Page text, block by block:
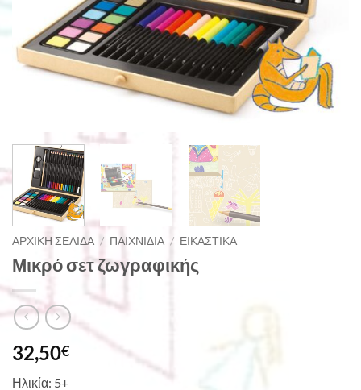
ΑΡΧΙΚΉ ΣΕΛΊΔΑ / ΠΑΙΧΝΊΔΙΑ / ΕΙΚΑΣΤΙΚΆ
Μικρό σετ ζωγραφικής
32,50€
Ηλικία: 5+